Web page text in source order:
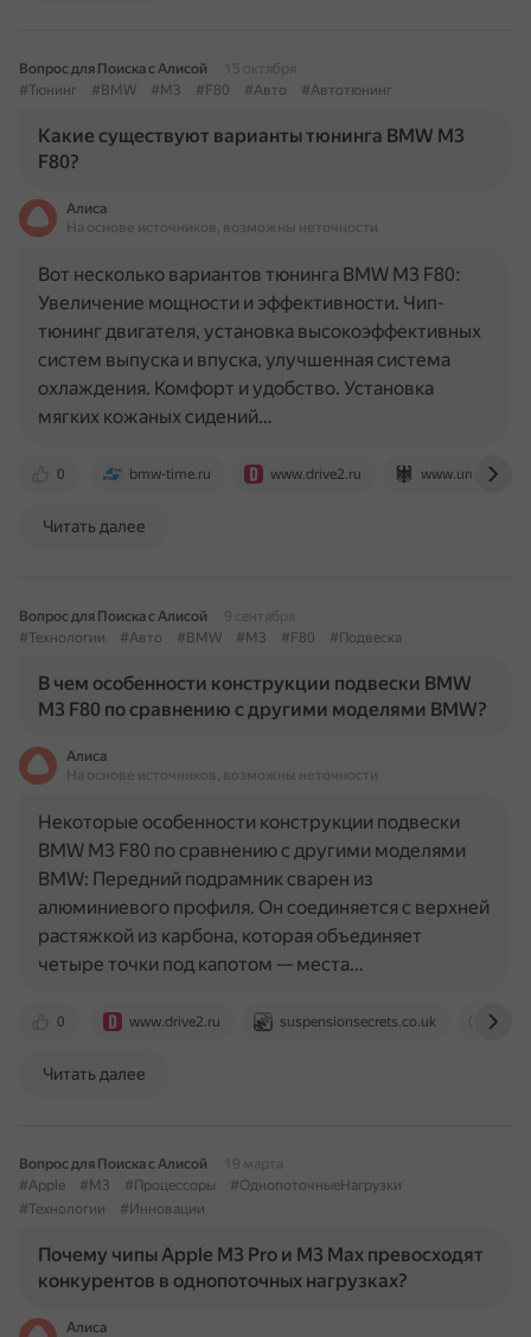
Вопрос для Поиска с Алисой
15 октября
#Тюнинг
#BMW #M3 #F80 #Авто #Автотюнинг
Какие существуют варианты тюнинга BMW M3
F80?
Алиса
На основе источников, возможны неточности
0 bmw-time.ru www.drive2.ru
Вот несколько вариантов тюнинга BMW M3 F80:
Увеличение мощности и эффективности. Чип-
тюнинг двигателя, установка высокоэффективных
систем выпуска и впуска, улучшенная система
охлаждения. Комфорт и удобство. Установка
мягких кожаных сидений…
Читать далее
Вопрос для Поиска с Алисой
9 сентября
#Технологии
#Авто #BMW #M3 #F80 #Подвеска
В чем особенности конструкции подвески BMW
M3 F80 по сравнению с другими моделями BMW?
Алиса
На основе источников, возможны неточности
0 www.drive2.ru suspensionsecrets.co.uk
Некоторые особенности конструкции подвески
BMW M3 F80 по сравнению с другими моделями
BMW: Передний подрамник сварен из
алюминиевого профиля. Он соединяется с верхней
растяжкой из карбона, которая объединяет
четыре точки под капотом — места…
Читать далее
Вопрос для Поиска с Алисой
19 марта
#Apple
#M3 #Процессоры
#ОднопоточныеНагрузки
#Технологии
#Инновации
Почему чипы Apple M3 Pro и M3 Max превосходят
конкурентов в однопоточных нагрузках?
Алиса